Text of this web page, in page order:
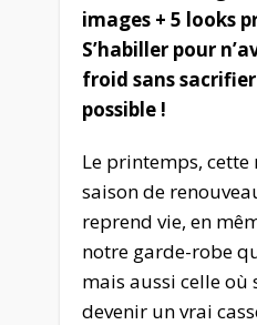
images + 5 looks
S’habiller pour
froid sans sacrifier
possible !
Le printemps,
saison de
reprend vie, en
notre garde-robe
mais aussi celle où
devenir un vrai